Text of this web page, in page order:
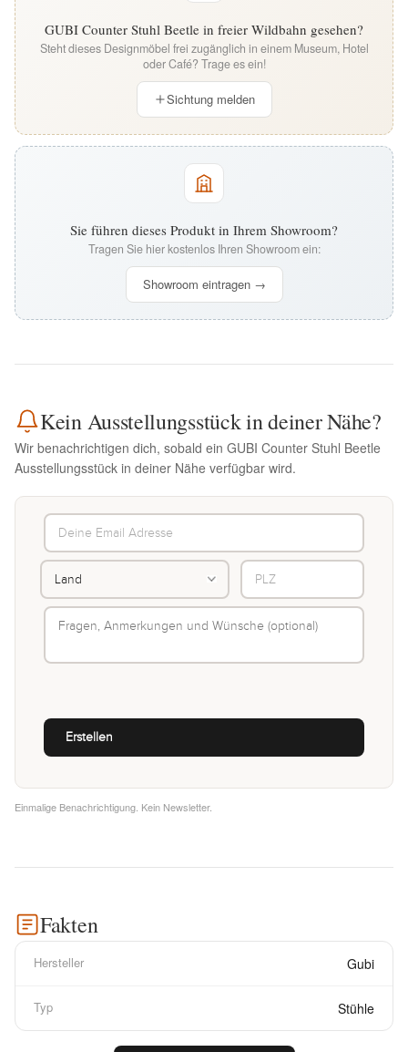
GUBI Counter Stuhl Beetle in freier Wildbahn gesehen?
Steht dieses Designmöbel frei zugänglich in einem Museum, Hotel
oder Café? Trage es ein!
Sichtung melden
Sie führen dieses Produkt in Ihrem Showroom?
Tragen Sie hier kostenlos Ihren Showroom ein:
Showroom eintragen →
Kein Ausstellungsstück in deiner Nähe?
Wir benachrichtigen dich, sobald ein GUBI Counter Stuhl Beetle
Ausstellungsstück in deiner Nähe verfügbar wird.
Einmalige Benachrichtigung. Kein Newsletter.
Fakten
Hersteller Gubi
Typ Stühle